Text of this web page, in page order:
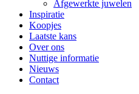
Afgewerkte juwelen
Inspiratie
Koopjes
Laatste kans
Over ons
Nuttige informatie
Nieuws
Contact